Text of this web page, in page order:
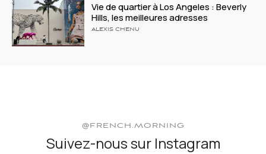
Vie de quartier à Los Angeles : Beverly
Hills, les meilleures adresses
ALEXIS CHENU
@FRENCH.MORNING
Suivez-nous sur Instagram